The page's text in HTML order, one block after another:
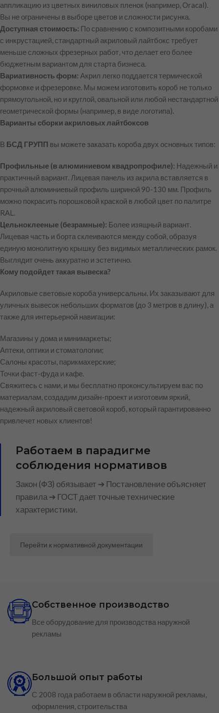
аппликацию из цветных виниловых пленок (например, Oracal).
Вы не ограничены в выборе цветов и сложности рисунка.
Доступная стоимость: По сравнению с композитными коробами
с инкрустацией, стандартный акриловый лайтбокс требует
меньше сложных фрезерных работ, что делает его более
бюджетным вариантом для старта бизнеса.
Вариативность форм: Акрил легко поддается термической
формовке и фрезеровке. Мы можем изготовить короб не только
прямоугольной, но и круглой, овальной или любой нестандартной
геометрической формы (например, в виде логотипа).
Варианты сборки акриловых лайтбоксов
В БСД ГРУПП вы можете заказать короба двух основных типов:
Профильные (в алюминиевом квадропрофиле): Надежный и
практичный вариант. Лицевая панель из акрила вставляется в
прочный алюминиевый профиль шириной 90-130 мм. Профиль
можно покрасить порошковой краской в любой цвет по палитре
RAL.
Цельноклееные (безрамные): Более изящный вариант.
Лицевая часть и борта склеиваются между собой, образуя
единую монолитную крышку без видимых металлических рамок.
Выглядит очень аккуратно и эстетично.
Кому подойдет такая вывеска?
Акриловые световые короба универсальны. Их заказывают для
уличных вывесок небольших форматов (до 3 метров в длину), а
также для интерьерной навигации:
Магазины у дома и минимаркеты;
Аптеки, оптики и стоматологии;
Салоны красоты, парикмахерские;
Точки фаст-фуда и кафе.
Свяжитесь с нами, и мы бесплатно проконсультируем вас по
материалам, создадим дизайн-проект и изготовим яркий,
надежный акриловый световой короб, который гарантированно
привлечет новых клиентов!
Работаем в парадигме
соблюдения нормативов
Закон (ФЗ) обязывает ➔ Постановление объясняет
правила ➔ ГОСТ дает точные технические
характеристики.
Перейти к нормативной документации
Собственное производство
Все оборудование для производства наружной
рекламы
Большой опыт работы
С 2008 года работаем в области наружной рекламы,
оформления, строительства